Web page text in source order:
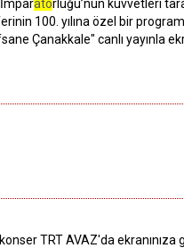
İmparatorluğu’nun kuvvetleri
100. yılına özel bir
Çanakkale" canlı yayınla
TRT AVAZ'da ekranınıza